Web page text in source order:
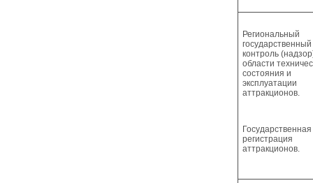
Региональный
государственный
контроль
области
состояния и
эксплуатации
аттракционов.
Государственная
регистрация
аттракционов.